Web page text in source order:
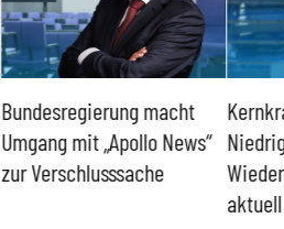
Bundesregierung macht
Umgang mit „Apollo News“
zur Verschlusssache
aktuell